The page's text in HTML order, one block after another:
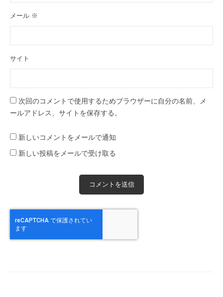
メール ※
サイト
次回のコメントで使用するためブラウザーに自分の名前、メ
ールアドレス、サイトを保存する。
新しいコメントをメールで通知
新しい投稿をメールで受け取る